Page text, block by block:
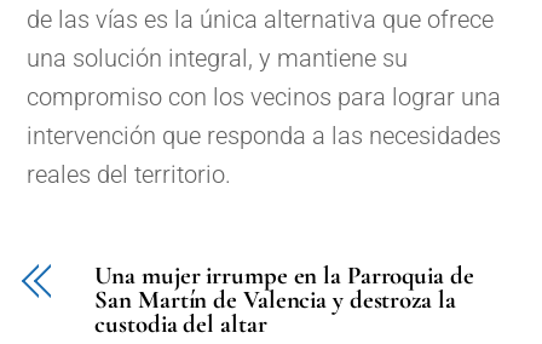
de las vías es la única alternativa que ofrece
una solución integral, y mantiene su
compromiso con los vecinos para lograr una
intervención que responda a las necesidades
reales del territorio.
Una mujer irrumpe en la Parroquia de
San Martín de Valencia y destroza la
custodia del altar